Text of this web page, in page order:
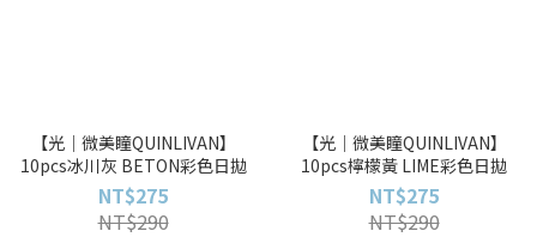
【光｜微美瞳QUINLIVAN】
10pcs冰川灰 BETON彩色日拋
NT$275
NT$290
【光｜微美瞳QUINLIVAN】
10pcs檸檬黃 LIME彩色日拋
NT$275
NT$290